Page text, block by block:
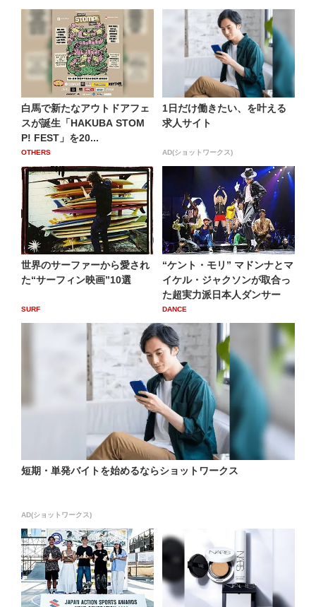
白馬で新たなアウトドアフェ
スが誕生「HAKUBA STOM
P! FEST」を20...
OTHERS
1日だけ働きたい、を叶える
求人サイト
AD(ショットワークス)
世界のサーファーから愛され
た“サーフィン映画”10選
SURF
“ケント・モリ” マドンナとマ
イケル・ジャクソンが取合っ
た超実力派日本人ダンサー
DANCE
短期・単発バイトを始めるならショットワークス
AD(ショットワークス)